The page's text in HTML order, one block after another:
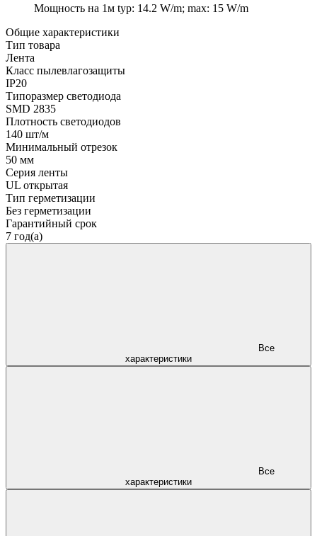
Мощность на 1м typ: 14.2 W/m; max: 15 W/m
Общие характеристики
Тип товара
Лента
Класс пылевлагозащиты
IP20
Типоразмер светодиода
SMD 2835
Плотность светодиодов
140 шт/м
Минимальный отрезок
50 мм
Серия ленты
UL открытая
Тип герметизации
Без герметизации
Гарантийный срок
7 год(а)
характеристики
характеристики